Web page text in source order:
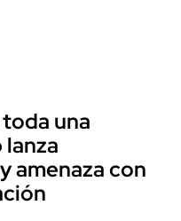
una
amenaza con